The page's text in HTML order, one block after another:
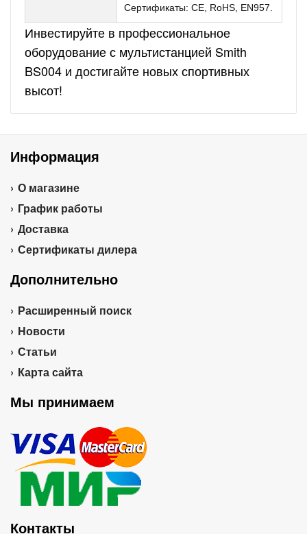
Сертификаты: CE, RoHS, EN957.
Инвестируйте в профессиональное
оборудование с мультистанцией Smith
BS004 и достигайте новых спортивных
высот!
Информация
О магазине
График работы
Доставка
Сертификаты дилера
Дополнительно
Расширенный поиск
Новости
Статьи
Карта сайта
Мы принимаем
Контакты